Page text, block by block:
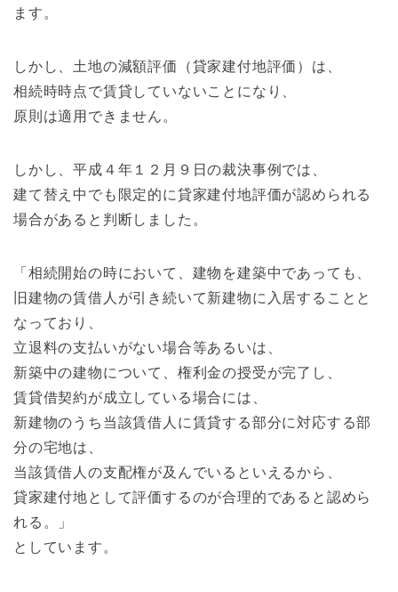
ます。
しかし、土地の減額評価（貸家建付地評価）は、
相続時時点で賃貸していないことになり、
原則は適用できません。
しかし、平成４年１２月９日の裁決事例では、
建て替え中でも限定的に貸家建付地評価が認められる
場合があると判断しました。
「相続開始の時において、建物を建築中であっても、
旧建物の賃借人が引き続いて新建物に入居することと
なっており、
立退料の支払いがない場合等あるいは、
新築中の建物について、権利金の授受が完了し、
賃貸借契約が成立している場合には、
新建物のうち当該賃借人に賃貸する部分に対応する部
分の宅地は、
当該賃借人の支配権が及んでいるといえるから、
貸家建付地として評価するのが合理的であると認めら
れる。」
としています。